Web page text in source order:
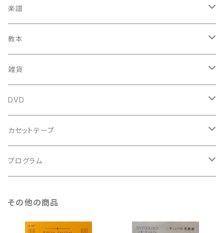
鍋島元子関連CD
中古CD
中古LP
鍋島元子関連LP
古楽以外
中古LP
古楽関係
中古本
新古本
古楽以外
中古本
中古本
楽譜
古楽関係
スコア
鍵盤用
古楽以外
スコア
教本
古楽関係
古楽以外
雑貨
トートバッグ
バロック
ルネサンス
DVD
古楽
古楽以外
カセットテープ
古楽
プログラム
古楽以外
その他の商品